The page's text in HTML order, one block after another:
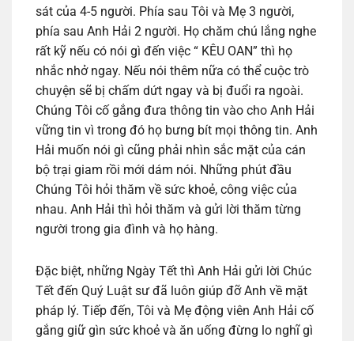
sát của 4-5 người. Phía sau Tôi và Mẹ 3 người,
phía sau Anh Hải 2 người. Họ chăm chú lắng nghe
rất kỹ nếu có nói gì đến việc “ KÊU OAN” thì họ
nhắc nhở ngay. Nếu nói thêm nữa có thể cuộc trò
chuyện sẽ bị chấm dứt ngay và bị đuổi ra ngoài.
Chúng Tôi cố gắng đưa thông tin vào cho Anh Hải
vững tin vì trong đó họ bưng bít mọi thông tin. Anh
Hải muốn nói gì cũng phải nhìn sắc mặt của cán
bộ trại giam rồi mới dám nói. Những phút đầu
Chúng Tôi hỏi thăm về sức khoẻ, công việc của
nhau. Anh Hải thì hỏi thăm và gửi lời thăm từng
người trong gia đình và họ hàng.
Đặc biệt, những Ngày Tết thì Anh Hải gửi lời Chúc
Tết đến Quý Luật sư đã luôn giúp đỡ Anh về mặt
pháp lý. Tiếp đến, Tôi và Mẹ động viên Anh Hải cố
gắng giữ gìn sức khoẻ và ăn uống đừng lo nghĩ gì